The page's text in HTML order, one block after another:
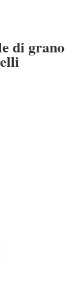
di grano